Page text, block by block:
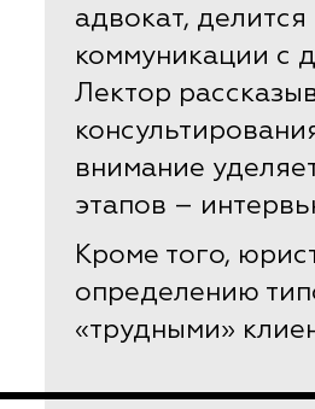
адвокат,
коммуникации с
Лектор
внимание
этапов –
Кроме того,
определению
«трудными»